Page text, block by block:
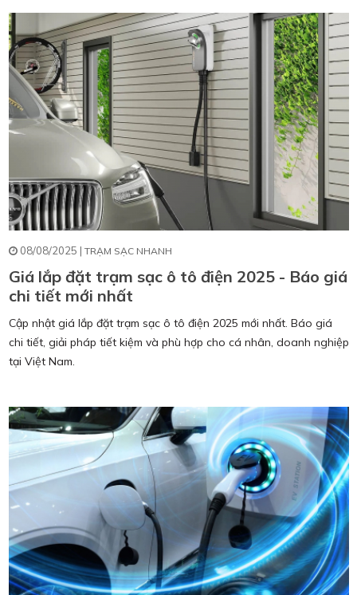
08/08/2025 | TRẠM SẠC NHANH
Giá lắp đặt trạm sạc ô tô điện 2025 - Báo giá
chi tiết mới nhất
​Cập nhật giá lắp đặt trạm sạc ô tô điện 2025 mới nhất. Báo giá
chi tiết, giải pháp tiết kiệm và phù hợp cho cá nhân, doanh nghiệp
tại Việt Nam.